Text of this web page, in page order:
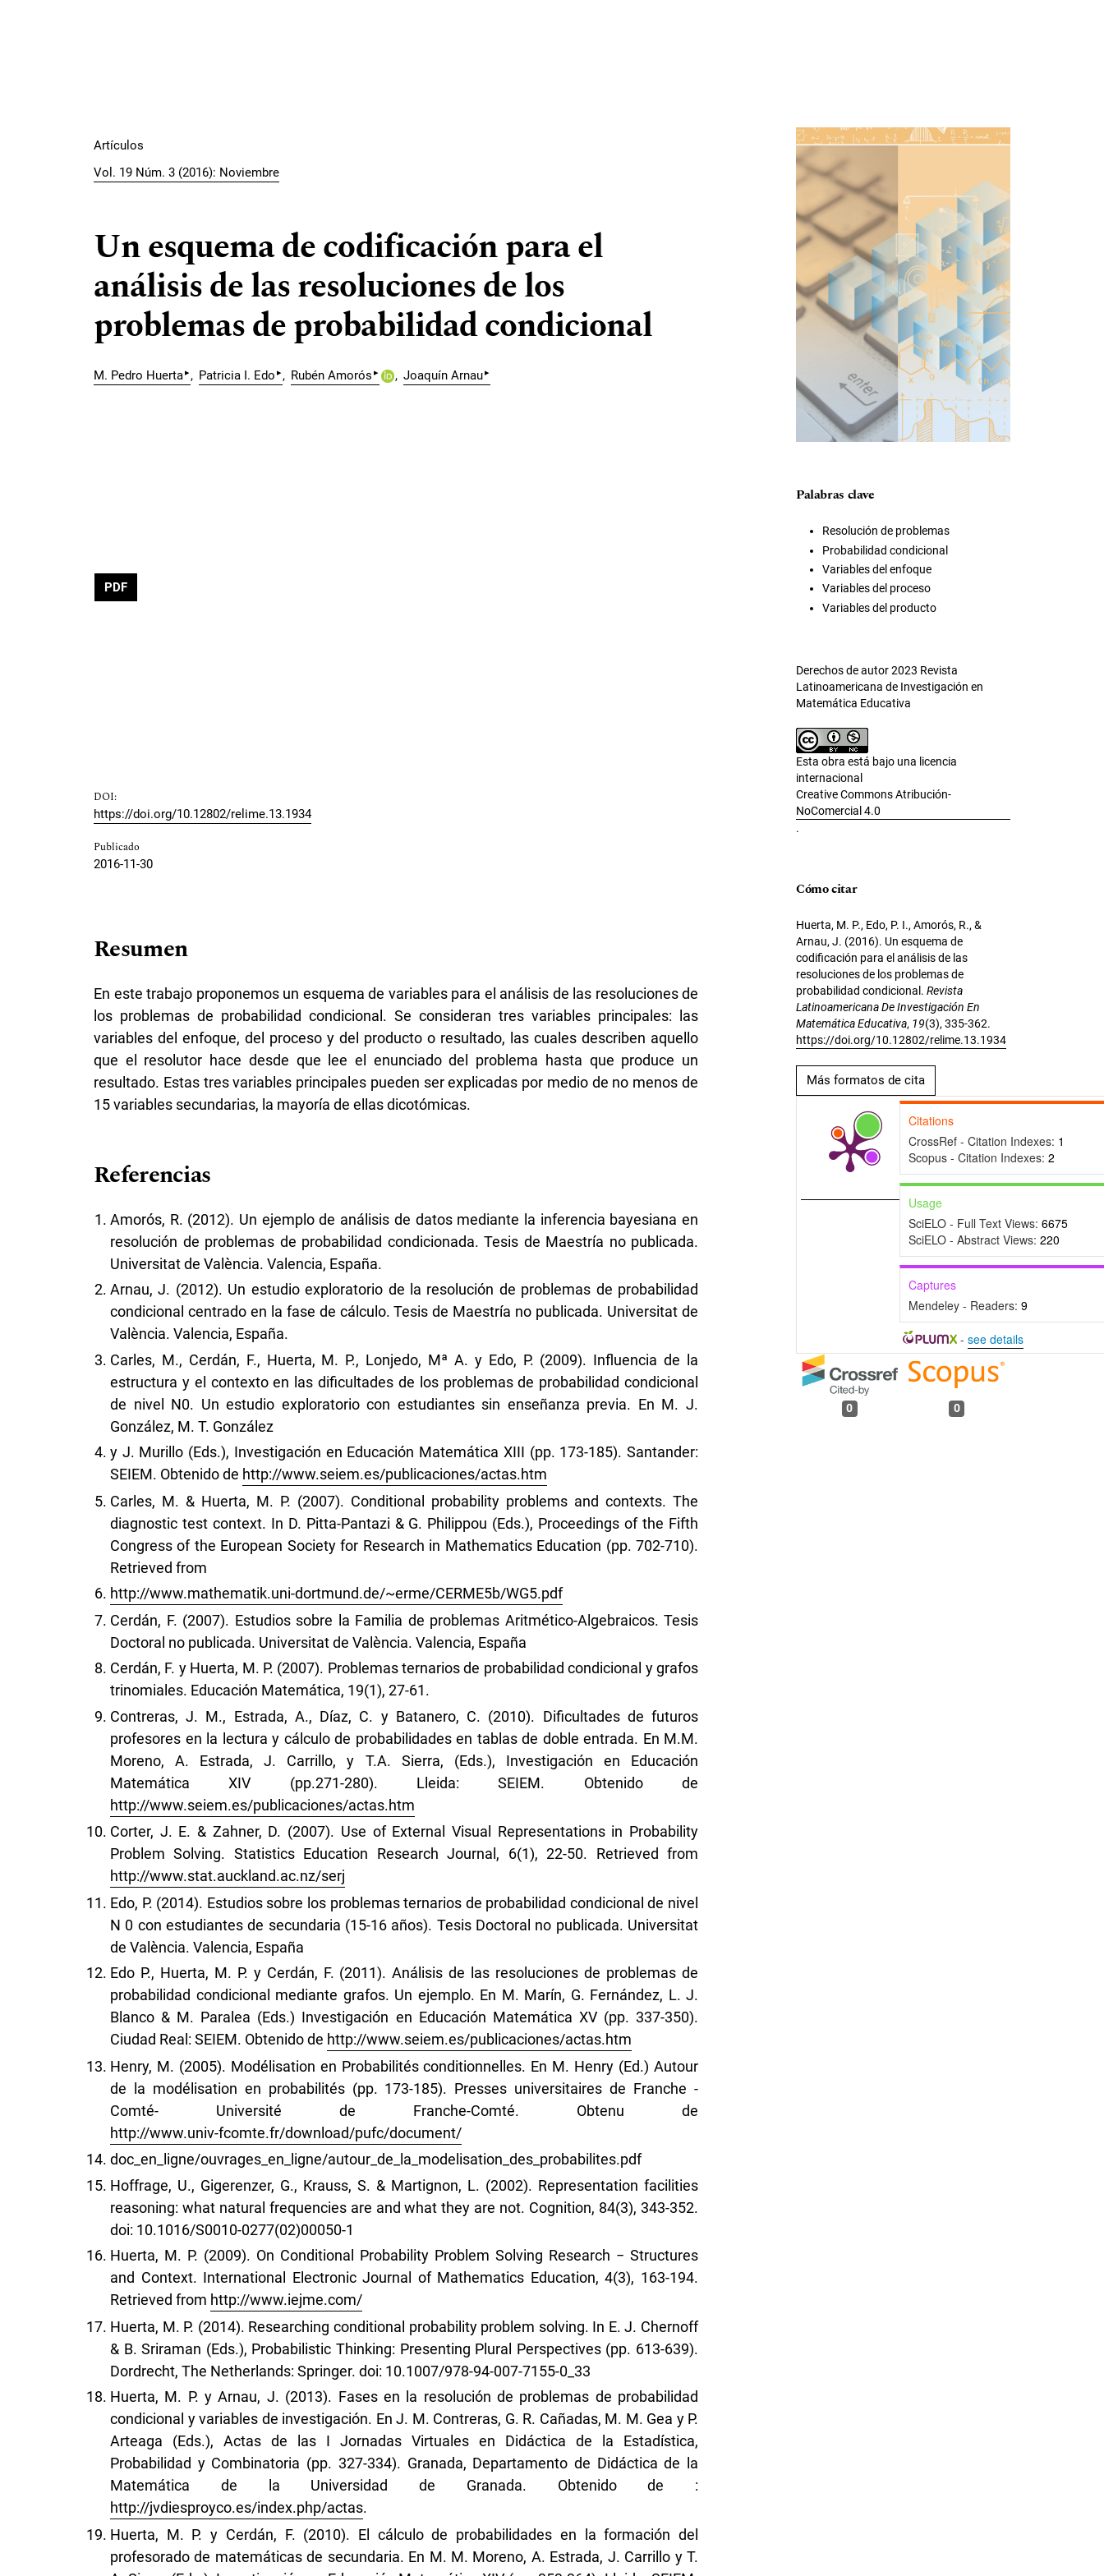
Artículos
Vol. 19 Núm. 3 (2016): Noviembre
Un esquema de codificación para el
análisis de las resoluciones de los
problemas de probabilidad condicional
M. Pedro Huerta▸ Patricia I. Edo ▸ Rubén Amorós ▸ Joaquín Arnau▸
PDF
DOI:
https://doi.org/10.12802/relime.13.1934
Publicado
2016-11-30
Resumen
En este trabajo proponemos un esquema de variables para el análisis de las resoluciones de
los problemas de probabilidad condicional. Se consideran tres variables principales: las
variables del enfoque, del proceso y del producto o resultado, las cuales describen aquello
que el resolutor hace desde que lee el enunciado del problema hasta que produce un
resultado. Estas tres variables principales pueden ser explicadas por medio de no menos de
15 variables secundarias, la mayoría de ellas dicotómicas.
Referencias
Amorós, R. (2012). Un ejemplo de análisis de datos mediante la inferencia bayesiana en
resolución de problemas de probabilidad condicionada. Tesis de Maestría no publicada.
Universitat de València. Valencia, España.
Arnau, J. (2012). Un estudio exploratorio de la resolución de problemas de probabilidad
condicional centrado en la fase de cálculo. Tesis de Maestría no publicada. Universitat de
València. Valencia, España.
Carles, M., Cerdán, F., Huerta, M. P., Lonjedo, Mª A. y Edo, P. (2009). Influencia de la
estructura y el contexto en las dificultades de los problemas de probabilidad condicional
de nivel N0. Un estudio exploratorio con estudiantes sin enseñanza previa. En M. J.
González, M. T. González
y J. Murillo (Eds.), Investigación en Educación Matemática XIII (pp. 173-185). Santander:
SEIEM. Obtenido de http://www.seiem.es/publicaciones/actas.htm
Carles, M. & Huerta, M. P. (2007). Conditional probability problems and contexts. The
diagnostic test context. In D. Pitta-Pantazi & G. Philippou (Eds.), Proceedings of the Fifth
Congress of the European Society for Research in Mathematics Education (pp. 702-710).
Retrieved from
http://www.mathematik.uni-dortmund.de/~erme/CERME5b/WG5.pdf
Cerdán, F. (2007). Estudios sobre la Familia de problemas Aritmético-Algebraicos. Tesis
Doctoral no publicada. Universitat de València. Valencia, España
Cerdán, F. y Huerta, M. P. (2007). Problemas ternarios de probabilidad condicional y grafos
trinomiales. Educación Matemática, 19(1), 27-61.
Contreras, J. M., Estrada, A., Díaz, C. y Batanero, C. (2010). Dificultades de futuros
profesores en la lectura y cálculo de probabilidades en tablas de doble entrada. En M.M.
Moreno, A. Estrada, J. Carrillo, y T.A. Sierra, (Eds.), Investigación en Educación
Matemática XIV (pp.271-280). Lleida: SEIEM. Obtenido de
http://www.seiem.es/publicaciones/actas.htm
Corter, J. E. & Zahner, D. (2007). Use of External Visual Representations in Probability
Problem Solving. Statistics Education Research Journal, 6(1), 22-50. Retrieved from
http://www.stat.auckland.ac.nz/serj
Edo, P. (2014). Estudios sobre los problemas ternarios de probabilidad condicional de nivel
N 0 con estudiantes de secundaria (15-16 años). Tesis Doctoral no publicada. Universitat
de València. Valencia, España
Edo P., Huerta, M. P. y Cerdán, F. (2011). Análisis de las resoluciones de problemas de
probabilidad condicional mediante grafos. Un ejemplo. En M. Marín, G. Fernández, L. J.
Blanco & M. Paralea (Eds.) Investigación en Educación Matemática XV (pp. 337-350).
Ciudad Real: SEIEM. Obtenido de http://www.seiem.es/publicaciones/actas.htm
Henry, M. (2005). Modélisation en Probabilités conditionnelles. En M. Henry (Ed.) Autour
de la modélisation en probabilités (pp. 173-185). Presses universitaires de Franche -
Comté- Université de Franche-Comté. Obtenu de
http://www.univ-fcomte.fr/download/pufc/document/
doc_en_ligne/ouvrages_en_ligne/autour_de_la_modelisation_des_probabilites.pdf
Hoffrage, U., Gigerenzer, G., Krauss, S. & Martignon, L. (2002). Representation facilities
reasoning: what natural frequencies are and what they are not. Cognition, 84(3), 343-352.
doi: 10.1016/S0010-0277(02)00050-1
Huerta, M. P. (2009). On Conditional Probability Problem Solving Research − Structures
and Context. International Electronic Journal of Mathematics Education, 4(3), 163-194.
Retrieved from http://www.iejme.com/
Huerta, M. P. (2014). Researching conditional probability problem solving. In E. J. Chernoff
& B. Sriraman (Eds.), Probabilistic Thinking: Presenting Plural Perspectives (pp. 613-639).
Dordrecht, The Netherlands: Springer. doi: 10.1007/978-94-007-7155-0_33
Huerta, M. P. y Arnau, J. (2013). Fases en la resolución de problemas de probabilidad
condicional y variables de investigación. En J. M. Contreras, G. R. Cañadas, M. M. Gea y P.
Arteaga (Eds.), Actas de las I Jornadas Virtuales en Didáctica de la Estadística,
Probabilidad y Combinatoria (pp. 327-334). Granada, Departamento de Didáctica de la
Matemática de la Universidad de Granada. Obtenido de :
http://jvdiesproyco.es/index.php/actas.
Huerta, M. P. y Cerdán, F. (2010). El cálculo de probabilidades en la formación del
profesorado de matemáticas de secundaria. En M. M. Moreno, A. Estrada, J. Carrillo y T.
Imagen de portada
Palabras clave
Resolución de problemas
Probabilidad condicional
Variables del enfoque
Variables del proceso
Variables del producto
Derechos de autor 2023 Revista
Latinoamericana de Investigación en
Matemática Educativa
Esta obra está bajo una licencia
internacional
Creative Commons Atribución-
NoComercial 4.0
.
Cómo citar
Huerta, M. P., Edo, P. I., Amorós, R., &
Arnau, J. (2016). Un esquema de
codificación para el análisis de las
resoluciones de los problemas de
probabilidad condicional. Revista
Latinoamericana De Investigación En
Matemática Educativa, 19(3), 335-362.
https://doi.org/10.12802/relime.13.1934
Más formatos de cita
Citations
CrossRef - Citation Indexes: 1
Scopus - Citation Indexes: 2
Usage
SciELO - Full Text Views: 6675
SciELO - Abstract Views: 220
Captures
Mendeley - Readers: 9
- see details
0 0